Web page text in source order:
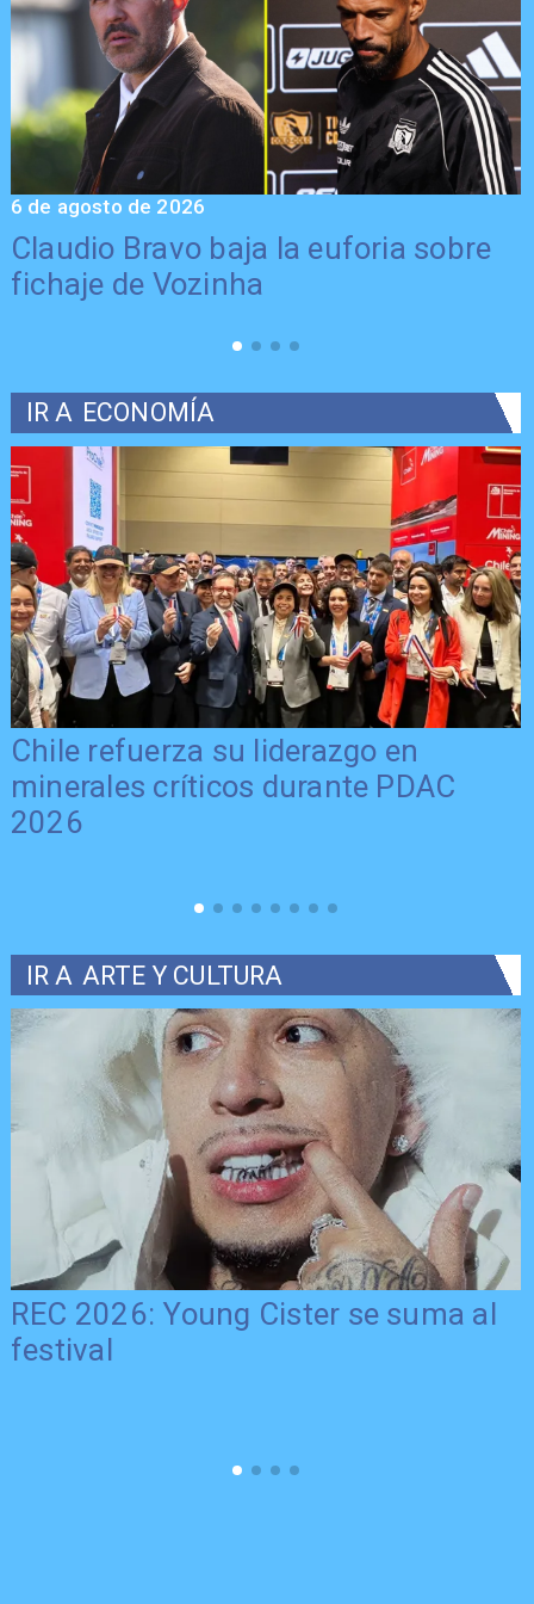
Claudio Bravo baja la euforia sobre
fichaje de Vozinha
6 de agosto de 2026
IR A ECONOMÍA
Chile refuerza su liderazgo en
minerales críticos durante PDAC
2026
IR A ARTE Y CULTURA
REC 2026: Young Cister se suma al
festival